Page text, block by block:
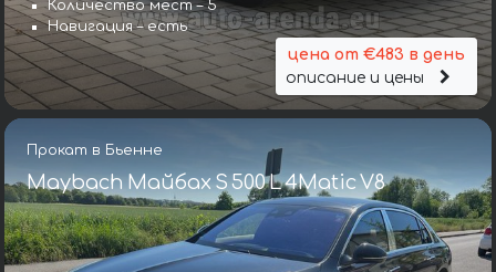
Количество мест – 5
Навигация – есть
цена от €483 в день
описание и цены
Прокат в Бьенне
Maybach Майбах S 500 L 4Matic V8